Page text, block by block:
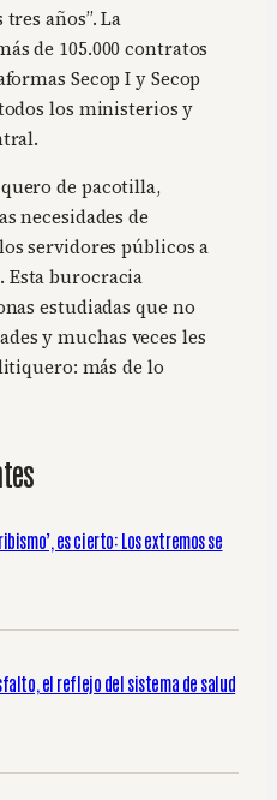
años”. La
de 105.000 contratos
Secop I y Secop
los ministerios y
de pacotilla,
necesidades de
servidores públicos a
Esta burocracia
estudiadas que no
y muchas veces les
más de lo
es cierto: Los extremos se
el reflejo del sistema de salud